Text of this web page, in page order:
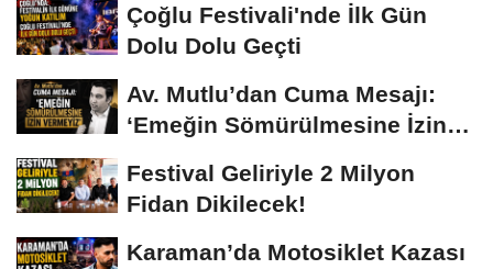
Çoğlu Festivali'nde İlk Gün
Dolu Dolu Geçti
Av. Mutlu’dan Cuma Mesajı:
‘Emeğin Sömürülmesine İzin
Festival Geliriyle 2 Milyon
Fidan Dikilecek!
Karaman’da Motosiklet Kazası